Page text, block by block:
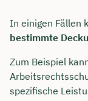
In einigen Fällen
bestimmte
Zum Beispiel
spezifische